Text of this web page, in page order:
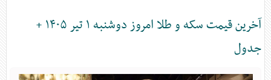
آخرین قیمت سکه و طلا امروز دوشنبه ۱ تیر ۱۴۰۵ +
جدول